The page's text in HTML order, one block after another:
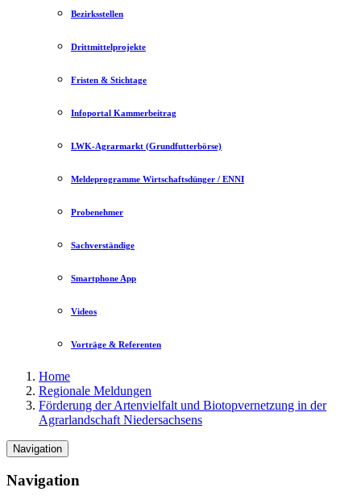
Bezirksstellen
Drittmittelprojekte
Fristen & Stichtage
Infoportal Kammerbeitrag
LWK-Agrarmarkt (Grundfutterbörse)
Meldeprogramme Wirtschaftsdünger / ENNI
Probenehmer
Sachverständige
Smartphone App
Videos
Vorträge & Referenten
Home
Regionale Meldungen
Förderung der Artenvielfalt und Biotopvernetzung in der
Agrarlandschaft Niedersachsens
Navigation
Navigation